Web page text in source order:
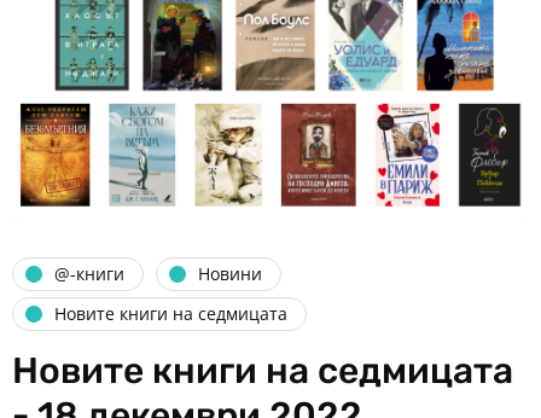
@-книги
Новини
Новите книги на седмицата
Новите книги на седмицата